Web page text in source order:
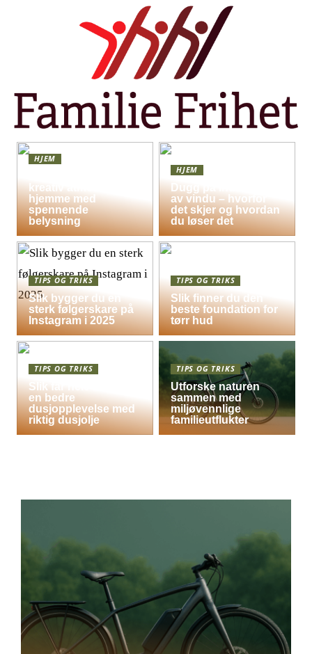
HJEM
kreativ atmosfære
hjemme med
spennende
belysning
HJEM
Dugg på indersiden
av vindu – hvorfor
det skjer og hvordan
du løser det
TIPS OG TRIKS
Slik bygger du en
sterk følgerskare på
Instagram i 2025
TIPS OG TRIKS
Slik finner du den
beste foundation for
tørr hud
TIPS OG TRIKS
Slik får hele familien
en bedre
dusjopplevelse med
riktig dusjolje
TIPS OG TRIKS
Utforske naturen
sammen med
miljøvennlige
familieutflukter